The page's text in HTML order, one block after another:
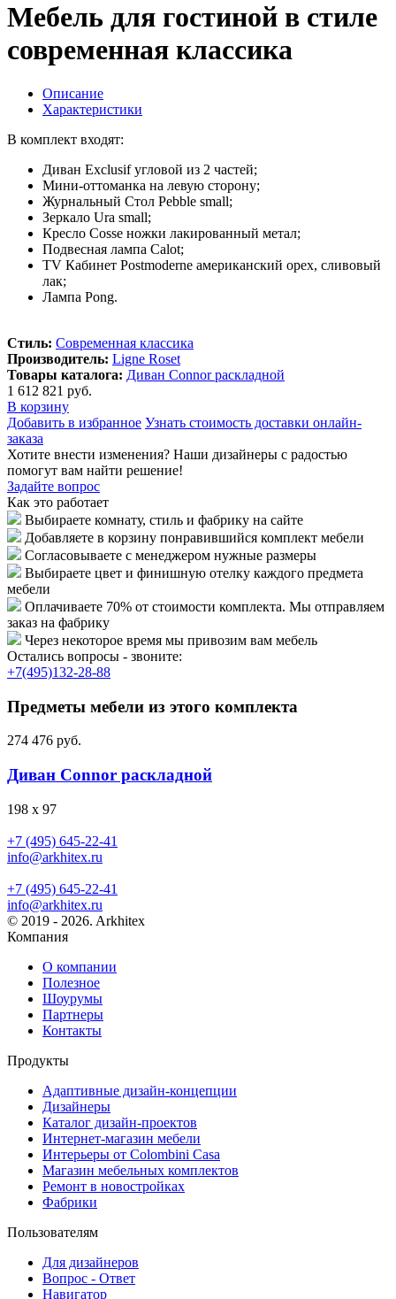
Мебель для гостиной в стиле
современная классика
Описание
Характеристики
В комплект входят:
Диван Exclusif угловой из 2 частей;
Мини-оттоманка на левую сторону;
Журнальный Стол Pebble small;
Зеркало Ura small;
Кресло Cosse ножки лакированный метал;
Подвесная лампа Calot;
TV Кабинет Postmoderne американский орех, сливовый
лак;
Лампа Pong.
Стиль: Современная классика
Производитель: Ligne Roset
Товары каталога: Диван Connor раскладной
1 612 821 руб.
В корзину
Добавить в избранное Узнать стоимость доставки онлайн-
заказа
Хотите внести изменения? Наши дизайнеры с радостью
помогут вам найти решение!
Задайте вопрос
Как это работает
Выбираете комнату, стиль и фабрику на сайте
Добавляете в корзину понравившийся комплект мебели
Согласовываете с менеджером нужные размеры
Выбираете цвет и финишную отелку каждого предмета
мебели
Оплачиваете 70% от стоимости комплекта. Мы отправляем
заказ на фабрику
Через некоторое время мы привозим вам мебель
Остались вопросы - звоните:
+7(495)132-28-88
Предметы мебели из этого комплекта
274 476 руб.
Диван Connor раскладной
198 х 97
+7 (495) 645-22-41
info@arkhitex.ru
+7 (495) 645-22-41
info@arkhitex.ru
© 2019 - 2026. Arkhitex
Компания
О компании
Полезное
Шоурумы
Партнеры
Контакты
Продукты
Адаптивные дизайн-концепции
Дизайнеры
Каталог дизайн-проектов
Интернет-магазин мебели
Интерьеры от Colombini Casa
Магазин мебельных комплектов
Ремонт в новостройках
Фабрики
Пользователям
Для дизайнеров
Вопрос - Ответ
Навигатор